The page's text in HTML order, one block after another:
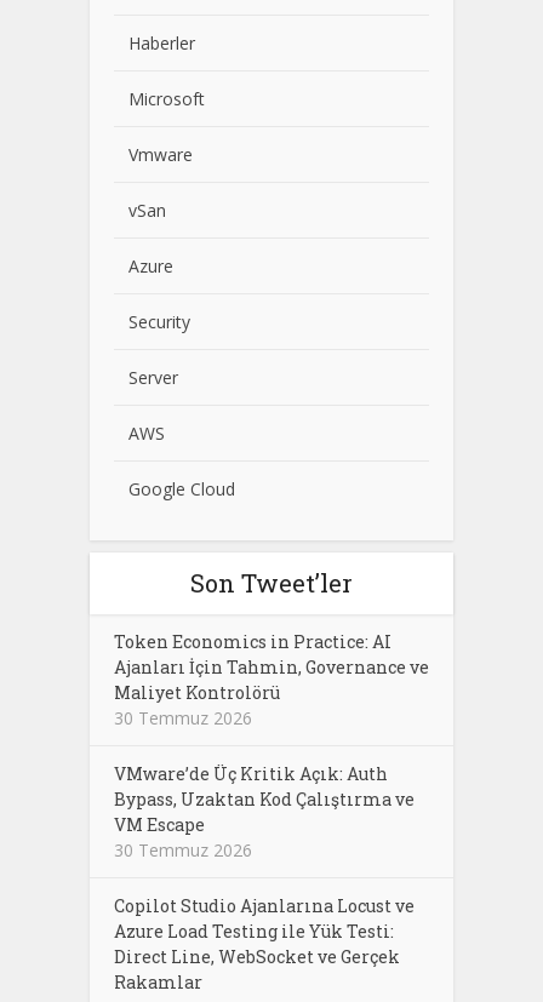
Haberler
Microsoft
Vmware
vSan
Azure
Security
Server
AWS
Google Cloud
Son Tweet’ler
Token Economics in Practice: AI
Ajanları İçin Tahmin, Governance ve
Maliyet Kontrolörü
30 Temmuz 2026
VMware’de Üç Kritik Açık: Auth
Bypass, Uzaktan Kod Çalıştırma ve
VM Escape
30 Temmuz 2026
Copilot Studio Ajanlarına Locust ve
Azure Load Testing ile Yük Testi:
Direct Line, WebSocket ve Gerçek
Rakamlar